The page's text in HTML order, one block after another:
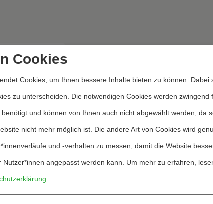
Kategorien
Cookies
Cookies, um Ihnen bessere Inhalte bieten zu können. Dabei
zu unterscheiden. Die notwendigen Cookies werden zwingend
und können von Ihnen auch nicht abgewählt werden, da
nicht mehr möglich ist. Die andere Art von Cookies wird
und -verhalten zu messen, damit die Website
Nutzer*innen angepasst werden kann. Um mehr zu erfahren,